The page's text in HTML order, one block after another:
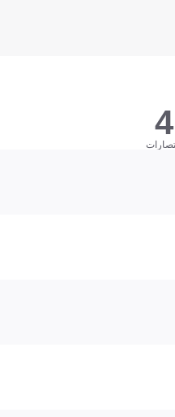
4